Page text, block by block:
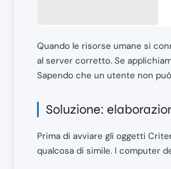
Quando le risorse umane si
al server corretto. Se
Sapendo che un utente non
Soluzione:
Prima di avviare gli oggetti
qualcosa di simile. I computer